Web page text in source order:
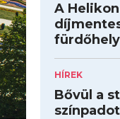
A
HÍREK
Bővül a